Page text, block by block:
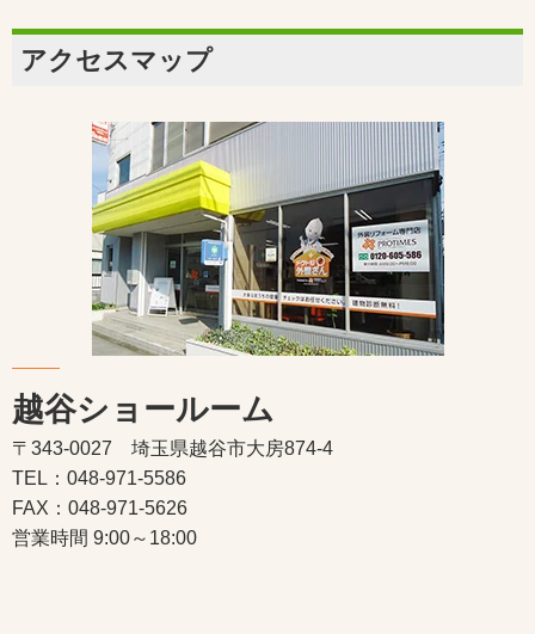
アクセスマップ
越谷ショールーム
〒343-0027 埼玉県越谷市大房874-4
TEL：048-971-5586
FAX：048-971-5626
営業時間 9:00～18:00